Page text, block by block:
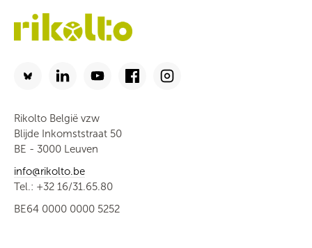
Rikolto België vzw
Blijde Inkomststraat 50
BE - 3000 Leuven
info@rikolto.be
Tel.: +32 16/31.65.80
BE64 0000 0000 5252